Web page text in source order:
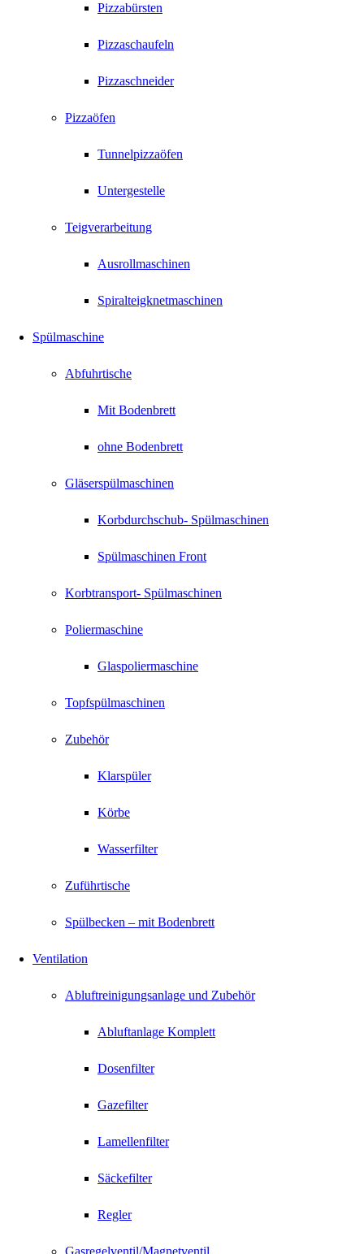
Pizzabürsten
Pizzaschaufeln
Pizzaschneider
Pizzaöfen
Tunnelpizzaöfen
Untergestelle
Teigverarbeitung
Ausrollmaschinen
Spiralteigknetmaschinen
Spülmaschine
Abfuhrtische
Mit Bodenbrett
ohne Bodenbrett
Gläserspülmaschinen
Korbdurchschub- Spülmaschinen
Spülmaschinen Front
Korbtransport- Spülmaschinen
Poliermaschine
Glaspoliermaschine
Topfspülmaschinen
Zubehör
Klarspüler
Körbe
Wasserfilter
Zuführtische
Spülbecken – mit Bodenbrett
Ventilation
Abluftreinigungsanlage und Zubehör
Abluftanlage Komplett
Dosenfilter
Gazefilter
Lamellenfilter
Säckefilter
Regler